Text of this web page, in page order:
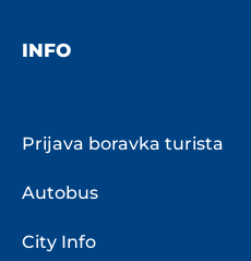
INFO
Prijava boravka turista
Autobus
City Info